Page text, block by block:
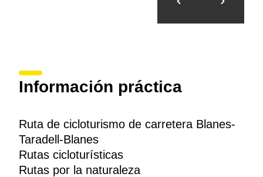
Información práctica
Ruta de cicloturismo de carretera Blanes-
Taradell-Blanes
Rutas cicloturísticas
Rutas por la naturaleza